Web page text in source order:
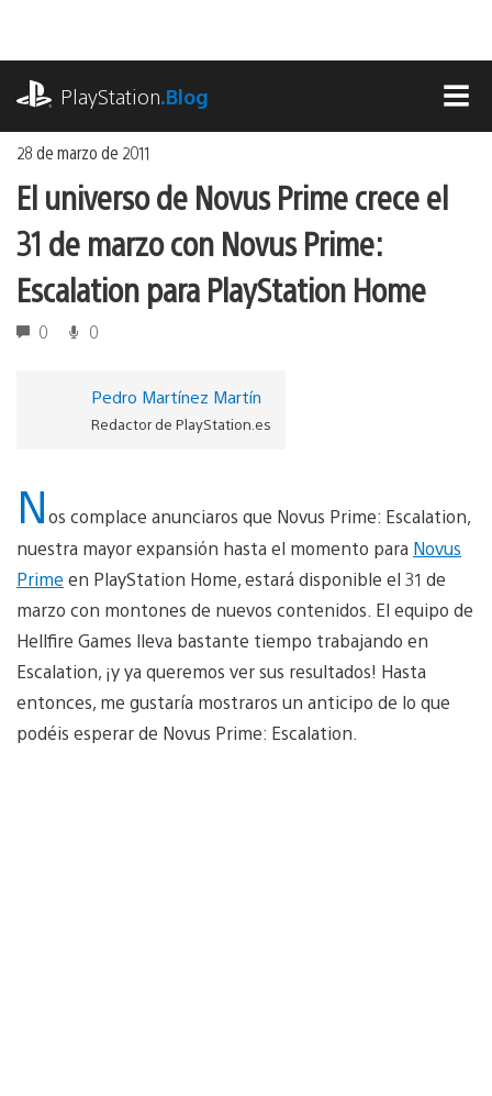
contenido
PlayStation.Blog
28 de marzo de 2011
El universo de Novus Prime crece el
31 de marzo con Novus Prime:
Escalation para PlayStation Home
0 0
Pedro Martínez Martín
Redactor de PlayStation.es
Nos complace anunciaros que Novus Prime: Escalation,
nuestra mayor expansión hasta el momento para Novus
Prime en PlayStation Home, estará disponible el 31 de
marzo con montones de nuevos contenidos. El equipo de
Hellfire Games lleva bastante tiempo trabajando en
Escalation, ¡y ya queremos ver sus resultados! Hasta
entonces, me gustaría mostraros un anticipo de lo que
podéis esperar de Novus Prime: Escalation.